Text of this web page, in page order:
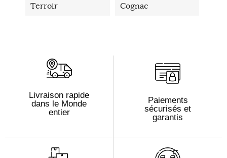
Terroir Cognac
Livraison rapide
dans le Monde
entier
Paiements
sécurisés et
garantis